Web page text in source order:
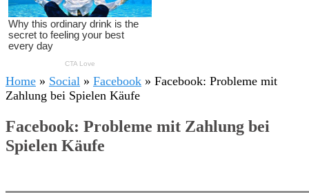
Home » Social » Facebook » Facebook: Probleme mit
Zahlung bei Spielen Käufe
Facebook: Probleme mit Zahlung bei
Spielen Käufe